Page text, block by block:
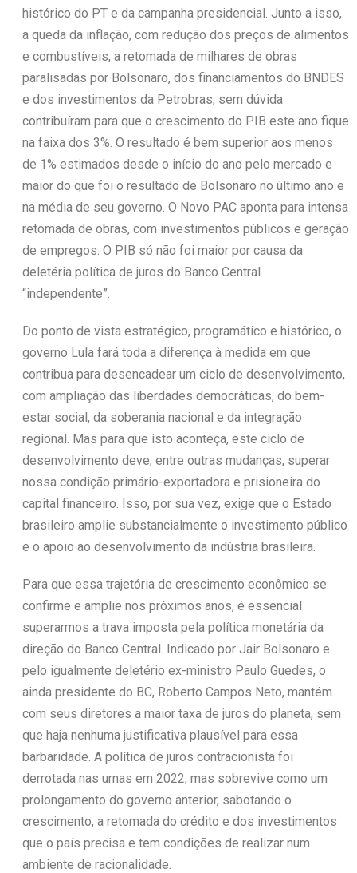
histórico do PT e da campanha presidencial. Junto a isso,
a queda da inflação, com redução dos preços de alimentos
e combustíveis, a retomada de milhares de obras
paralisadas por Bolsonaro, dos financiamentos do BNDES
e dos investimentos da Petrobras, sem dúvida
contribuíram para que o crescimento do PIB este ano fique
na faixa dos 3%. O resultado é bem superior aos menos
de 1% estimados desde o início do ano pelo mercado e
maior do que foi o resultado de Bolsonaro no último ano e
na média de seu governo. O Novo PAC aponta para intensa
retomada de obras, com investimentos públicos e geração
de empregos. O PIB só não foi maior por causa da
deletéria política de juros do Banco Central
“independente”.
Do ponto de vista estratégico, programático e histórico, o
governo Lula fará toda a diferença à medida em que
contribua para desencadear um ciclo de desenvolvimento,
com ampliação das liberdades democráticas, do bem-
estar social, da soberania nacional e da integração
regional. Mas para que isto aconteça, este ciclo de
desenvolvimento deve, entre outras mudanças, superar
nossa condição primário-exportadora e prisioneira do
capital financeiro. Isso, por sua vez, exige que o Estado
brasileiro amplie substancialmente o investimento público
e o apoio ao desenvolvimento da indústria brasileira.
Para que essa trajetória de crescimento econômico se
confirme e amplie nos próximos anos, é essencial
superarmos a trava imposta pela política monetária da
direção do Banco Central. Indicado por Jair Bolsonaro e
pelo igualmente deletério ex-ministro Paulo Guedes, o
ainda presidente do BC, Roberto Campos Neto, mantém
com seus diretores a maior taxa de juros do planeta, sem
que haja nenhuma justificativa plausível para essa
barbaridade. A política de juros contracionista foi
derrotada nas urnas em 2022, mas sobrevive como um
prolongamento do governo anterior, sabotando o
crescimento, a retomada do crédito e dos investimentos
que o país precisa e tem condições de realizar num
ambiente de racionalidade.